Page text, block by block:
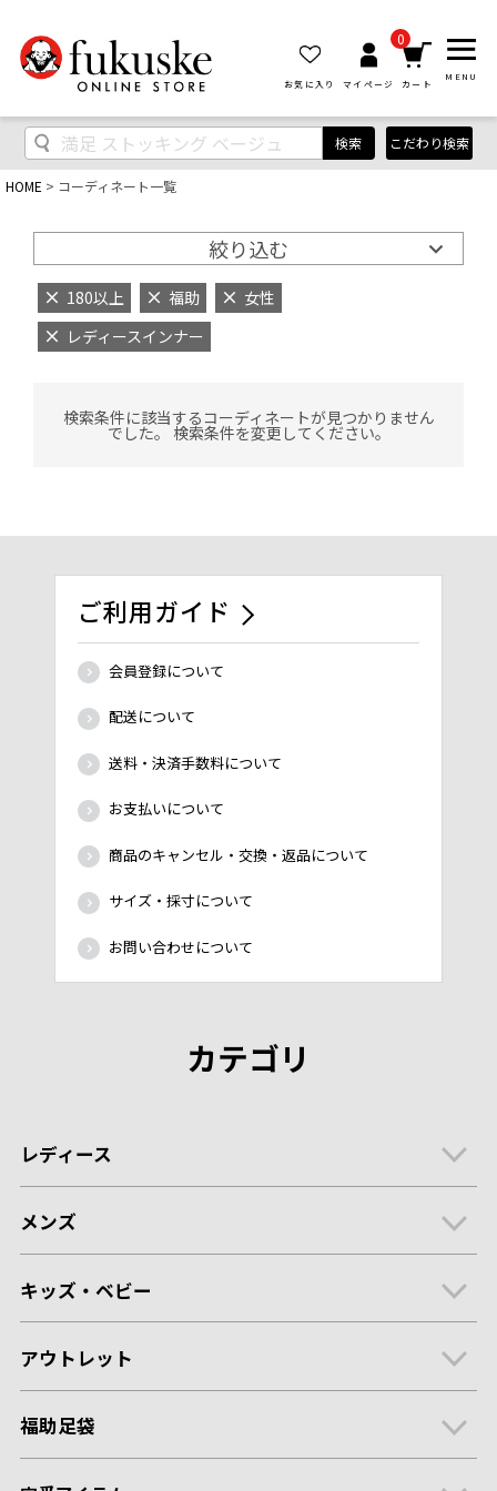
お気に入り マイページ
0
カート
MENU
検索 こだわり検索
HOME コーディネート一覧
絞り込む
180以上 福助
女性
レディースインナー
検索条件に該当するコーディネートが見つかりません
でした。 検索条件を変更してください。
ご利用ガイド
会員登録について
配送について
送料・決済手数料について
お支払いについて
商品のキャンセル・交換・返品について
サイズ・採寸について
お問い合わせについて
カテゴリ
レディース
メンズ
キッズ・ベビー
アウトレット
福助足袋